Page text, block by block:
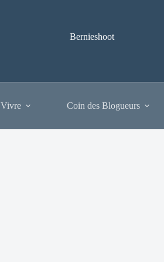
Bernieshoot
Coin des Blogueurs